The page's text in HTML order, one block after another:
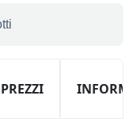
PREZZI